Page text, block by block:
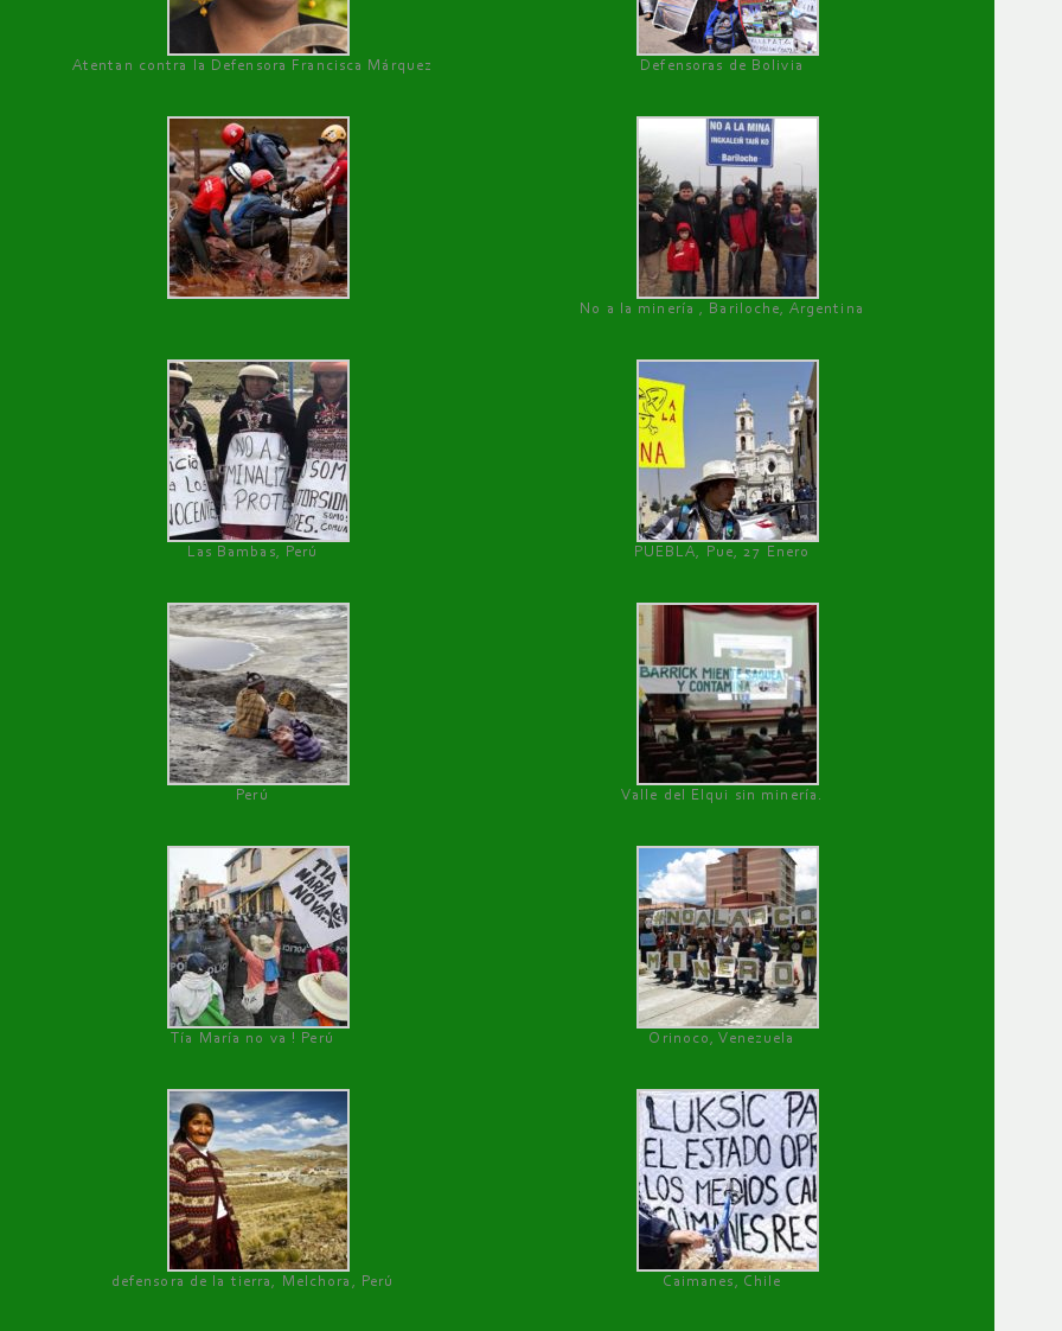
Atentan contra la Defensora Francisca Márquez Defensoras de Bolivia
No a la minería , Bariloche, Argentina
Las Bambas, Perú PUEBLA, Pue, 27 Enero
Perú Valle del Elqui sin minería.
Tía María no va ! Perú Orinoco, Venezuela
defensora de la tierra, Melchora, Perú Caimanes, Chile